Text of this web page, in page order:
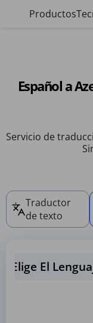
Productos
Español a
Servicio de
Traductor
de texto
Elige El